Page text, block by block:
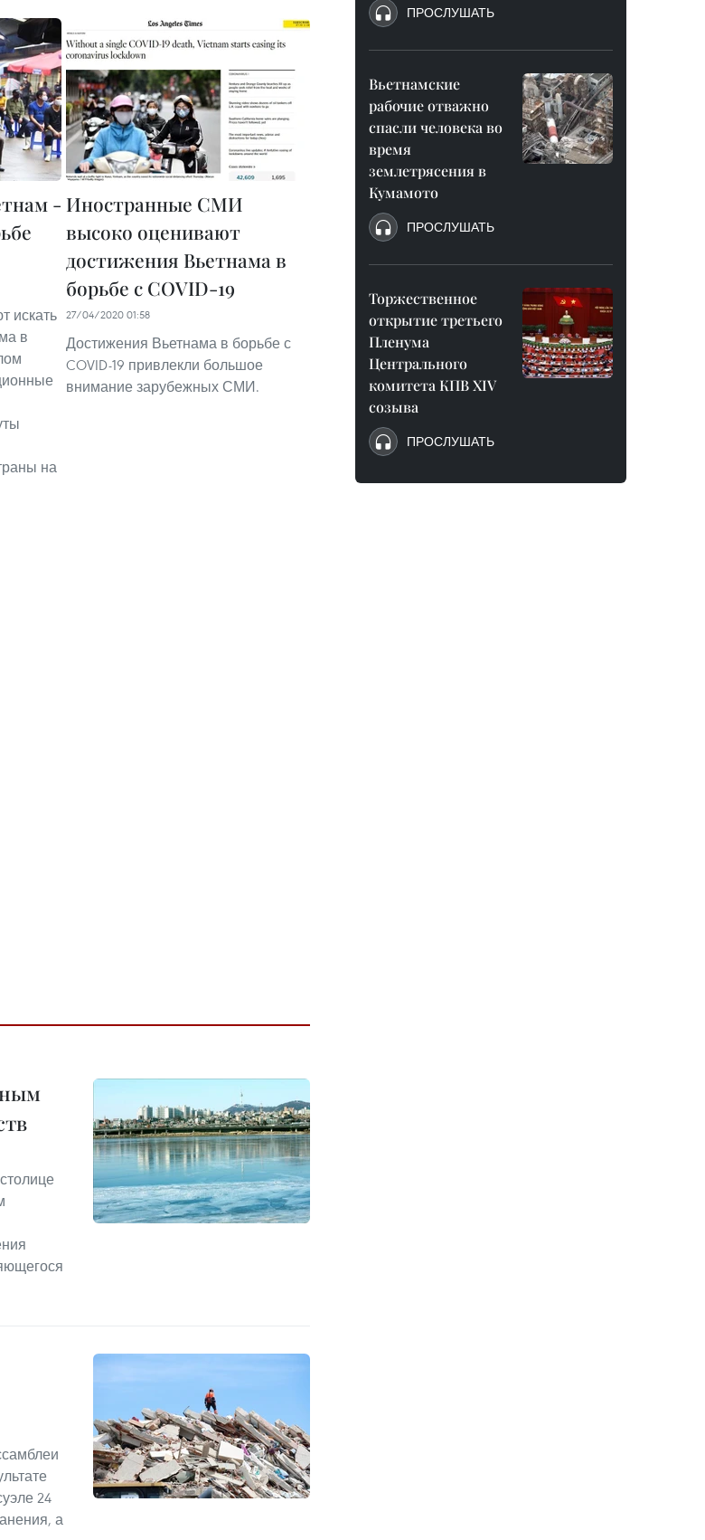
-
искать
в
на
Иностранные СМИ
высоко оценивают
достижения Вьетнама в
борьбе с COVID-19
27/04/2020 01:58
Достижения Вьетнама в борьбе с
COVID-19 привлекли большое
внимание зарубежных СМИ.
24
а
ПРОСЛУШАТЬ
Вьетнамские
рабочие отважно
спасли человека во
время
землетрясения в
Кумамото
ПРОСЛУШАТЬ
Торжественное
открытие третьего
Пленума
Центрального
комитета КПВ XIV
созыва
ПРОСЛУШАТЬ